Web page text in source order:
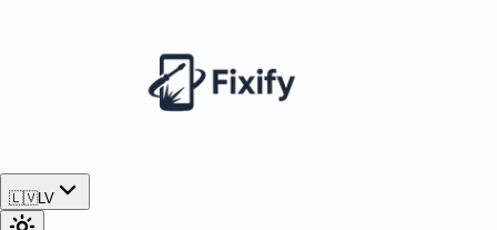
🇱🇻LV